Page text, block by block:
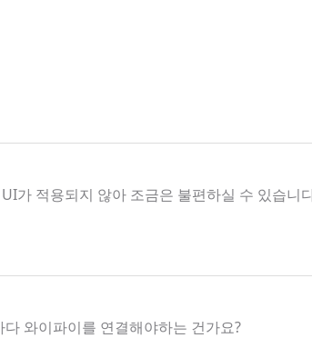
가 적용되지 않아 조금은 불편하실 수 있습니
와이파이를 연결해야하는 건가요?